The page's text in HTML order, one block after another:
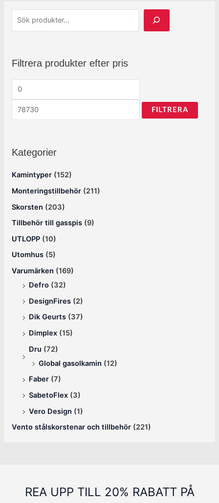
Filtrera produkter efter pris
FILTRERA
Kategorier
Kamintyper (152)
Monteringstillbehör (211)
Skorsten (203)
Tillbehör till gasspis (9)
UTLOPP (10)
Utomhus (5)
Varumärken (169)
Defro (32)
DesignFires (2)
Dik Geurts (37)
Dimplex (15)
Dru (72)
Global gasolkamin (12)
Faber (7)
SabetoFlex (3)
Vero Design (1)
Vento stålskorstenar och tillbehör (221)
REA UPP TILL 20% RABATT PÅ